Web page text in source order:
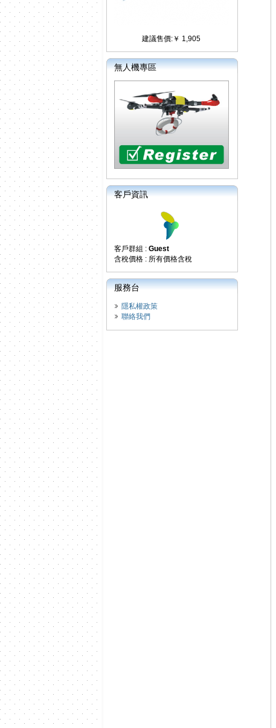
建議售價:￥ 1,905
無人機專區
客戶資訊
客戶群組 : Guest
含稅價格 : 所有價格含稅
服務台
隱私權政策
聯絡我們